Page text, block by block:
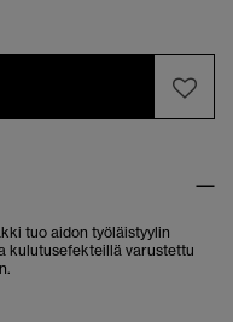
tuo aidon työläistyylin
kulutusefekteillä varustettu